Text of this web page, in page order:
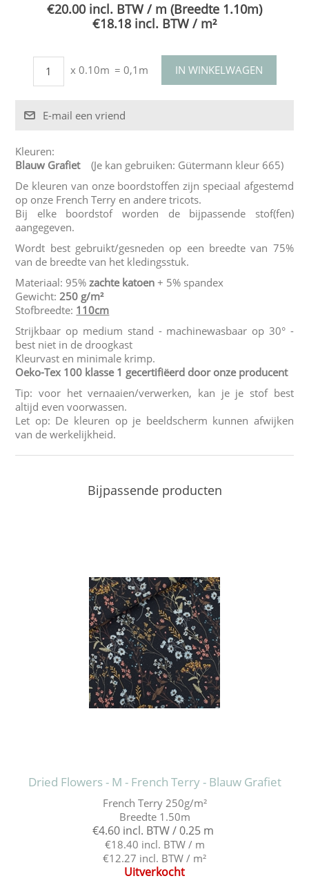
€20.00 incl. BTW / m (Breedte 1.10m)
€18.18 incl. BTW / m²
x 0.10m = 0,1m
Kleuren:
Blauw Grafiet(Je kan gebruiken: Gütermann kleur 665)
De kleuren van onze boordstoffen zijn speciaal afgestemd
op onze French Terry en andere tricots.
Bij elke boordstof worden de bijpassende stof(fen)
aangegeven.
Wordt best gebruikt/gesneden op een breedte van 75%
van de breedte van het kledingsstuk.
Materiaal: 95%zachte katoen + 5% spandex
Gewicht: 250 g/m²
Stofbreedte: 110cm
Strijkbaar op medium stand - machinewasbaar op 30° -
best niet in de droogkast
Kleurvast en minimale krimp.
Oeko-Tex 100 klasse 1 gecertifiëerd door onze producent
Tip: voor het vernaaien/verwerken, kan je je stof best
altijd even voorwassen.
Let op: De kleuren op je beeldscherm kunnen afwijken
van de werkelijkheid.
Bijpassende producten
Dried Flowers - M - French Terry - Blauw Grafiet
French Terry 250g/m²
Breedte 1.50m
€4.60 incl. BTW / 0.25 m
€18.40 incl. BTW / m
€12.27 incl. BTW / m²
Uitverkocht